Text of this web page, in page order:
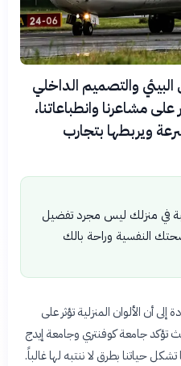
والتصميم الداخلي
مشاعرنا وانطباعاتنا،
ويربطها بتجارب
في منزلك ليس مجرد تفضيل
النفسية وراحة بالك
إلى أن الألوان المنزلية تؤثر على
تؤكد جامعة كوفنتري وجامعة إيدج
حياتنا بطرق لا ننتبه لها غالباً.